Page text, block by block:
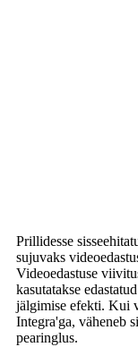
Prillidesse
sujuvaks
Videoedastuse
kasutatakse
jälgimise efekti. Kui
Integra'ga, väheneb
pearinglus.